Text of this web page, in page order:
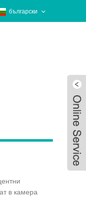
български
в камера